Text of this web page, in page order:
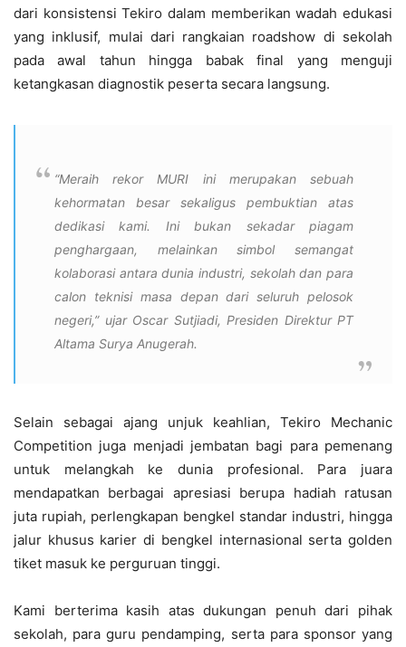
dari konsistensi Tekiro dalam memberikan wadah edukasi
yang inklusif, mulai dari rangkaian roadshow di sekolah
pada awal tahun hingga babak final yang menguji
ketangkasan diagnostik peserta secara langsung.
“Meraih rekor MURI ini merupakan sebuah
kehormatan besar sekaligus pembuktian atas
dedikasi kami. Ini bukan sekadar piagam
penghargaan, melainkan simbol semangat
kolaborasi antara dunia industri, sekolah dan para
calon teknisi masa depan dari seluruh pelosok
negeri,” ujar Oscar Sutjiadi, Presiden Direktur PT
Altama Surya Anugerah.
Selain sebagai ajang unjuk keahlian, Tekiro Mechanic
Competition juga menjadi jembatan bagi para pemenang
untuk melangkah ke dunia profesional. Para juara
mendapatkan berbagai apresiasi berupa hadiah ratusan
juta rupiah, perlengkapan bengkel standar industri, hingga
jalur khusus karier di bengkel internasional serta golden
tiket masuk ke perguruan tinggi.
Kami berterima kasih atas dukungan penuh dari pihak
sekolah, para guru pendamping, serta para sponsor yang